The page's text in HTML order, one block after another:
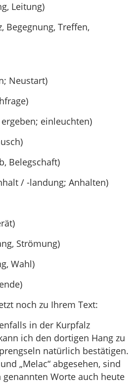
Leitung)
Begegnung, Treffen,
Neustart)
einleuchten)
Belegschaft)
/ -landung; Anhalten)
Strömung)
Wahl)
noch zu Ihrem Text:
in der Kurpfalz
ich den dortigen Hang zu
natürlich bestätigen.
„Melac“ abgesehen, sind
Worte auch heute